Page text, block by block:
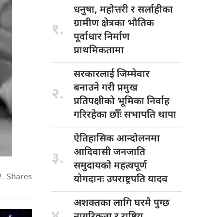
Shares
१.
धनुषा, महोत्तरीर सर्लाहीका
ग्रामीण क्षेत्रका भौतिक
पूर्वाधार निर्माण
प्राथमिकतामा
२.
सरकारलाई जिम्मेवार
बनाउने गरी प्रमुख
प्रतिपक्षीको भूमिका निर्वाह
गरिरहेका छौँः सभापति थापा
३.
ऐतिहासिक आन्दोलनमा
आदिवासी जनजाति
समुदायको महत्वपूर्ण
योगदानः उपराष्ट्रपति यादव
अशक्तका लागिघरमै पुग्छ